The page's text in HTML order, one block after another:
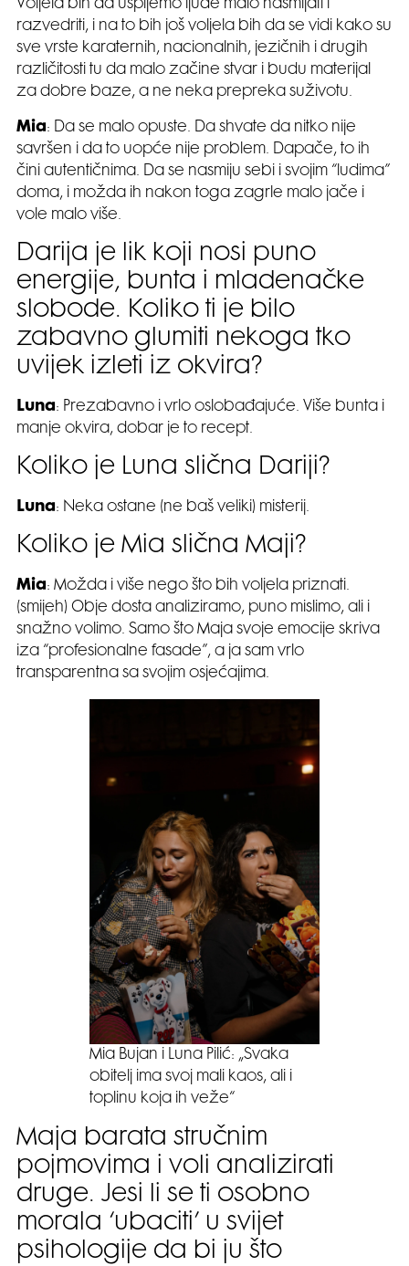
Voljela bih da uspijemo ljude malo nasmijati i
razvedriti, i na to bih još voljela bih da se vidi kako su
sve vrste karaternih, nacionalnih, jezičnih i drugih
različitosti tu da malo začine stvar i budu materijal
za dobre baze, a ne neka prepreka suživotu.
Mia: Da se malo opuste. Da shvate da nitko nije
savršen i da to uopće nije problem. Dapače, to ih
čini autentičnima. Da se nasmiju sebi i svojim “ludima”
doma, i možda ih nakon toga zagrle malo jače i
vole malo više.
Darija je lik koji nosi puno
energije, bunta i mladenačke
slobode. Koliko ti je bilo
zabavno glumiti nekoga tko
uvijek izleti iz okvira?
Luna: Prezabavno i vrlo oslobađajuće. Više bunta i
manje okvira, dobar je to recept.
Koliko je Luna slična Dariji?
Luna: Neka ostane (ne baš veliki) misterij.
Koliko je Mia slična Maji?
Mia: Možda i više nego što bih voljela priznati.
(smijeh) Obje dosta analiziramo, puno mislimo, ali i
snažno volimo. Samo što Maja svoje emocije skriva
iza “profesionalne fasade”, a ja sam vrlo
transparentna sa svojim osjećajima.
Mia Bujan i Luna Pilić: „Svaka
obitelj ima svoj mali kaos, ali i
toplinu koja ih veže“
Maja barata stručnim
pojmovima i voli analizirati
druge. Jesi li se ti osobno
morala ‘ubaciti’ u svijet
psihologije da bi ju što